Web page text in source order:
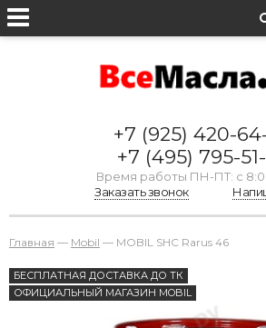
+7 (925) 420-
+7 (495) 795-
Время работы ПН-ПТ: с
Заказать звонок
Главная — Mobil — MOBIL SHC Rarus 46
БЕСПЛАТНАЯ ДОСТАВКА ДО ТК
ОФИЦИАЛЬНЫЙ МАГАЗИН MOBIL